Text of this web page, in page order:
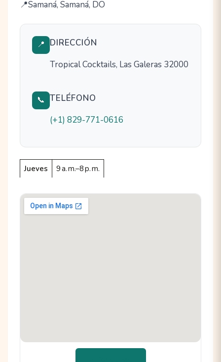
Samaná, Samaná, DO
📍 DIRECCIÓN
Tropical Cocktails, Las Galeras 32000
📞 TELÉFONO
(+1) 829-771-0616
Jueves 9 a. m.–8 p. m.